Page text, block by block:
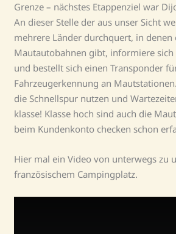
Grenze – nächstes Etappenziel war
An dieser Stelle der aus unser Sicht
mehrere Länder durchquert, in denen
Mautautobahnen gibt, informiere
und bestellt sich einen Transponder
Fahrzeugerkennung an
die Schnellspur nutzen und
klasse! Klasse hoch sind auch die
beim Kundenkonto checken schon
Hier mal ein Video von unterwegs zu
französischem Campingplatz.